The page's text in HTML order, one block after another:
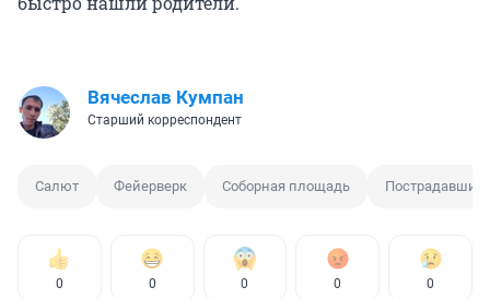
Вячеслав Кумпан
Старший корреспондент
Салют Фейерверк Соборная площадь Пострадавший
0 0 0 0 0